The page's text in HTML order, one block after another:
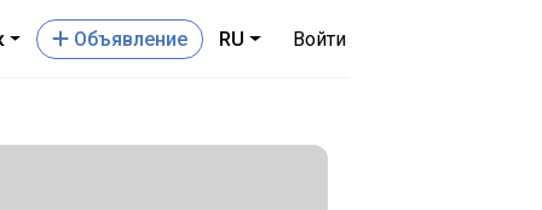
Oбъявление RU Войти